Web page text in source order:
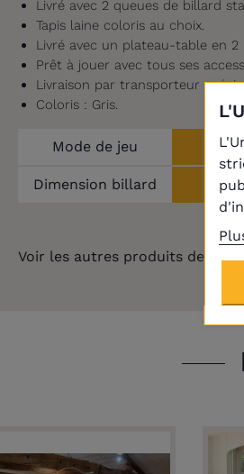
Livré avec 2 queues de billard
Tapis laine coloris au choix.
Livré avec un plateau-table en 2
Prêt à jouer avec tous ses
Livraison par transporteur
Coloris : Gris.
Mode de jeu
Dimension billard
Voir les autres produits de la